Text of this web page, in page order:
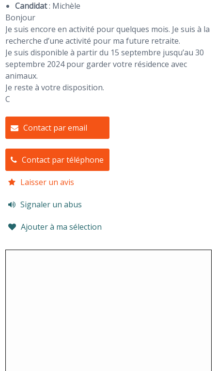
Candidat: Michèle
Bonjour
Je suis encore en activité pour quelques mois. Je suis à la
recherche d’une activité pour ma future retraite.
Je suis disponible à partir du 15 septembre jusqu’au 30
septembre 2024 pour garder votre résidence avec
animaux.
Je reste à votre disposition.
C
Contact par email
Contact par téléphone
Laisser un avis
Signaler un abus
Ajouter à ma sélection